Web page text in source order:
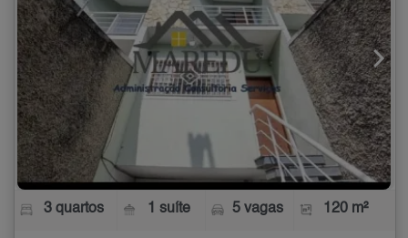
3 quartos 1 suíte 5 vagas 120 m²